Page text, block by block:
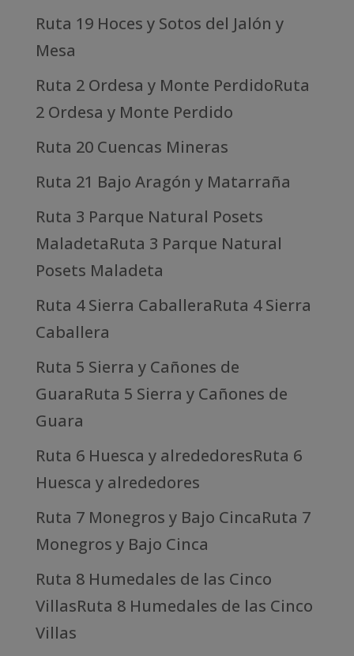
Ruta 19 Hoces y Sotos del Jalón y
Mesa
Ruta 2 Ordesa y Monte PerdidoRuta
2 Ordesa y Monte Perdido
Ruta 20 Cuencas Mineras
Ruta 21 Bajo Aragón y Matarraña
Ruta 3 Parque Natural Posets
MaladetaRuta 3 Parque Natural
Posets Maladeta
Ruta 4 Sierra CaballeraRuta 4 Sierra
Caballera
Ruta 5 Sierra y Cañones de
GuaraRuta 5 Sierra y Cañones de
Guara
Ruta 6 Huesca y alrededoresRuta 6
Huesca y alrededores
Ruta 7 Monegros y Bajo CincaRuta 7
Monegros y Bajo Cinca
Ruta 8 Humedales de las Cinco
VillasRuta 8 Humedales de las Cinco
Villas